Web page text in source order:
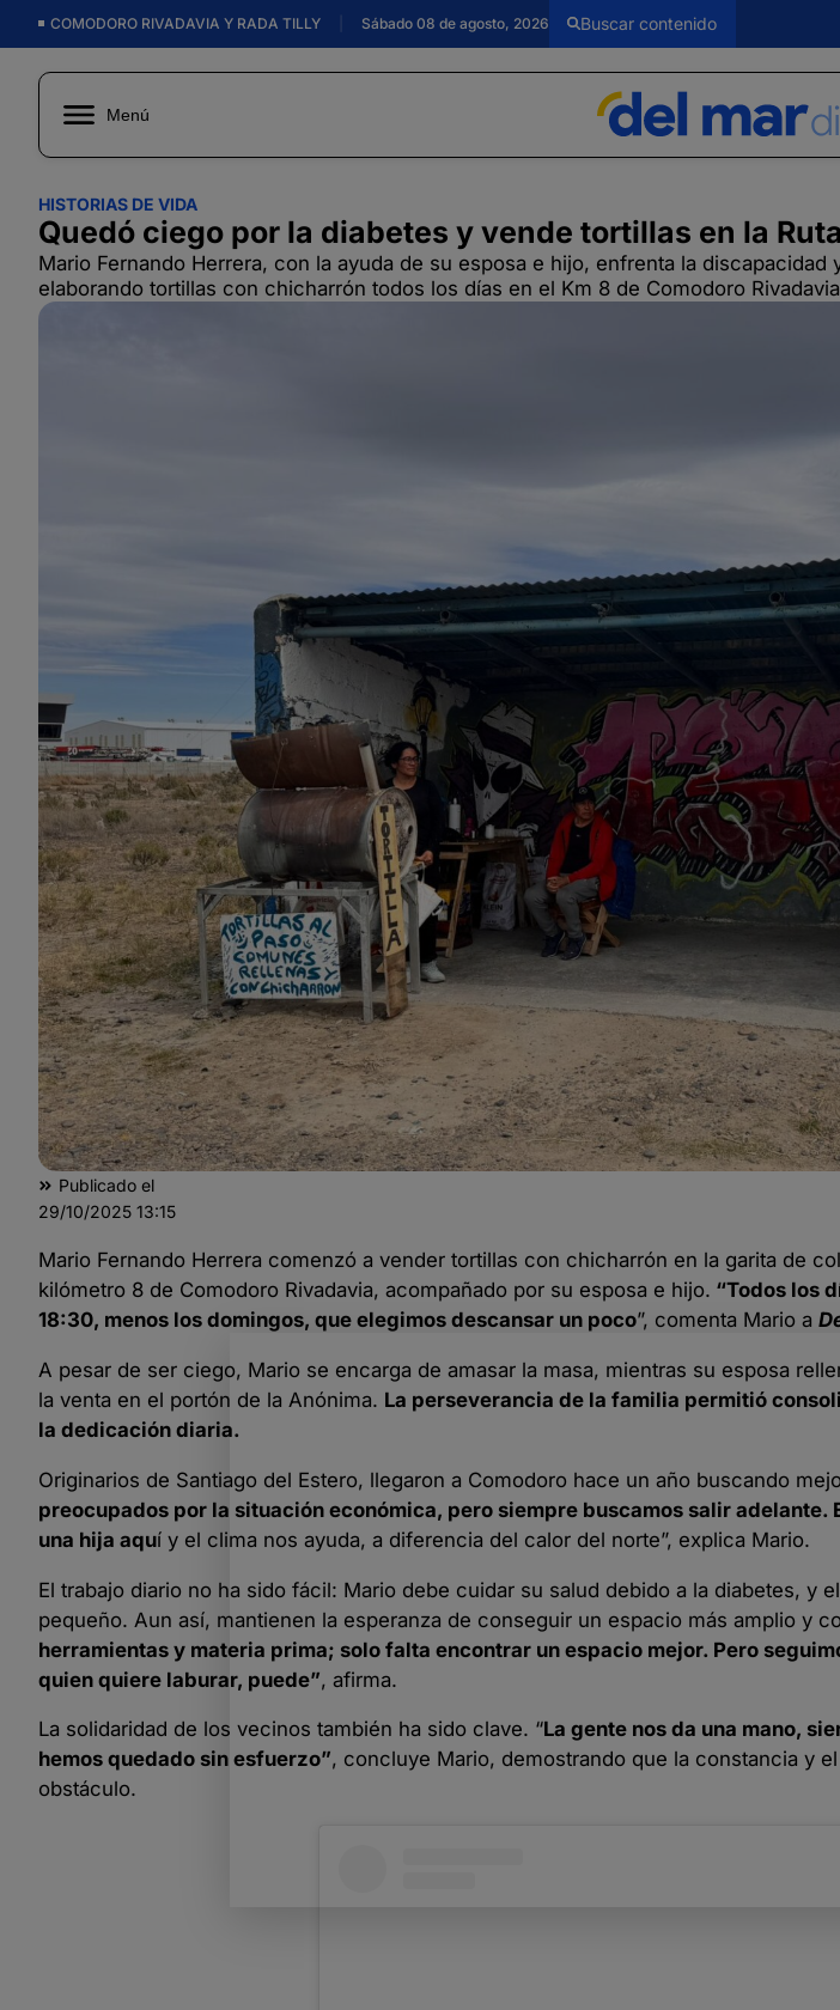
COMODORO RIVADAVIA Y RADA TILLY Sábado 08 de agosto, 2026
Menú
HISTORIAS DE VIDA
Quedó ciego por la diabetes y vende tortillas en la
Mario Fernando Herrera, con la ayuda de su esposa e hijo, enfrenta la
elaborando tortillas con chicharrón todos los días en el Km 8 de Comodoro
Publicado el
29/10/2025 13:15
Mario Fernando Herrera comenzó a vender tortillas con chicharrón en la garita de
kilómetro 8 de Comodoro Rivadavia, acompañado por su esposa e hijo. “Todos los
18:30, menos los domingos, que elegimos descansar un poco”, comenta Mario a
A pesar de ser ciego, Mario se encarga de amasar la masa, mientras su esposa
la venta en el portón de la Anónima. La perseverancia de la familia permitió
la dedicación diaria.
Originarios de Santiago del Estero, llegaron a Comodoro hace un año buscando
preocupados por la situación económica, pero siempre buscamos salir adelante.
una hija aquí y el clima nos ayuda, a diferencia del calor del norte”, explica Mario.
El trabajo diario no ha sido fácil: Mario debe cuidar su salud debido a la diabetes, y
pequeño. Aun así, mantienen la esperanza de conseguir un espacio más amplio y
herramientas y materia prima; solo falta encontrar un espacio mejor. Pero
quien quiere laburar, puede”, afirma.
La solidaridad de los vecinos también ha sido clave. “La gente nos da una mano,
hemos quedado sin esfuerzo”, concluye Mario, demostrando que la constancia y
obstáculo.